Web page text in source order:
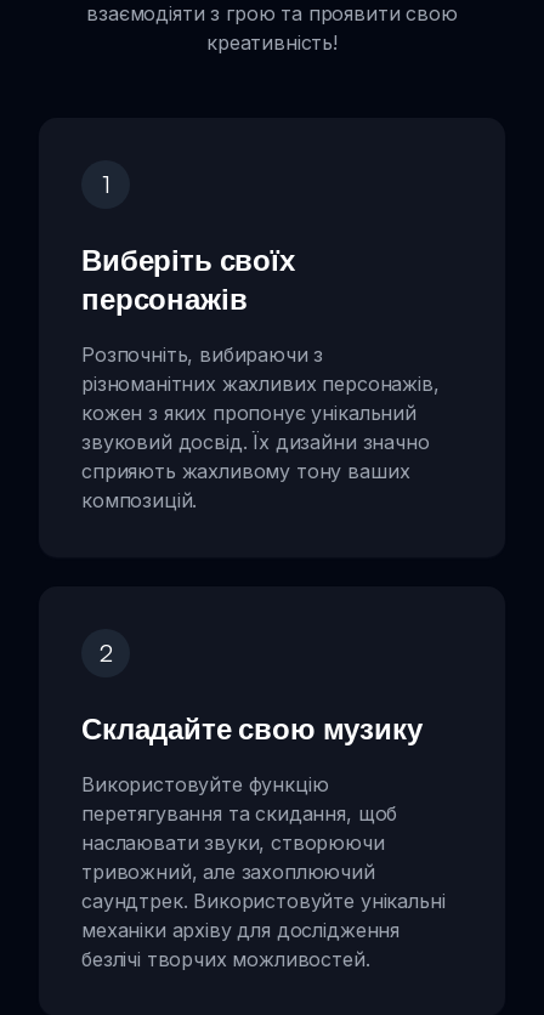
взаємодіяти з грою та проявити свою
креативність!
1
Виберіть своїх
персонажів
Розпочніть, вибираючи з
різноманітних жахливих персонажів,
кожен з яких пропонує унікальний
звуковий досвід. Їх дизайни значно
сприяють жахливому тону ваших
композицій.
2
Складайте свою музику
Використовуйте функцію
перетягування та скидання, щоб
наслаювати звуки, створюючи
тривожний, але захоплюючий
саундтрек. Використовуйте унікальні
механіки архіву для дослідження
безлічі творчих можливостей.